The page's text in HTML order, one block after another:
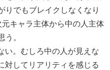
りでもブレイクしなくなり
キャラ主体から中の人主体
う。
い。むしろ中の人が見えな
対してリアリティを感じる